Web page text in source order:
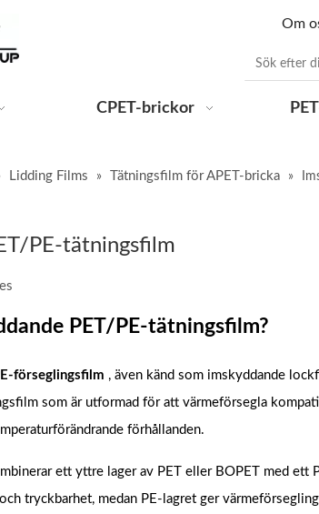
Om
CPET-brickor
Lidding Films » Tätningsfilm för APET-bricka »
PE-tätningsfilm
PET/PE-tätningsfilm?
förseglingsfilm , även känd som imskyddande
som är utformad för att värmeförsegla
förhållanden.
ett yttre lager av PET eller BOPET med ett
tryckbarhet, medan PE-lagret ger